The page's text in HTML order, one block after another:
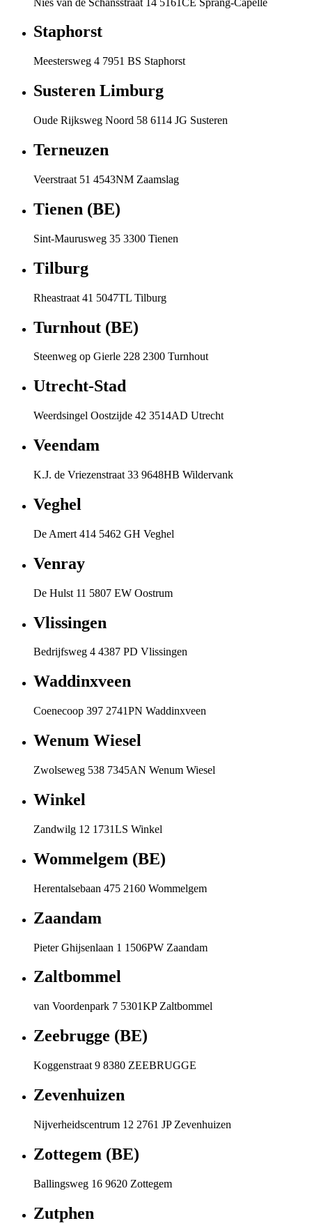
Staphorst
Meestersweg 4 7951 BS Staphorst
Susteren Limburg
Oude Rijksweg Noord 58 6114 JG Susteren
Terneuzen
Veerstraat 51 4543NM Zaamslag
Tienen (BE)
Sint-Maurusweg 35 3300 Tienen
Tilburg
Rheastraat 41 5047TL Tilburg
Turnhout (BE)
Steenweg op Gierle 228 2300 Turnhout
Utrecht-Stad
Weerdsingel Oostzijde 42 3514AD Utrecht
Veendam
K.J. de Vriezenstraat 33 9648HB Wildervank
Veghel
De Amert 414 5462 GH Veghel
Venray
De Hulst 11 5807 EW Oostrum
Vlissingen
Bedrijfsweg 4 4387 PD Vlissingen
Waddinxveen
Coenecoop 397 2741PN Waddinxveen
Wenum Wiesel
Zwolseweg 538 7345AN Wenum Wiesel
Winkel
Zandwilg 12 1731LS Winkel
Wommelgem (BE)
Herentalsebaan 475 2160 Wommelgem
Zaandam
Pieter Ghijsenlaan 1 1506PW Zaandam
Zaltbommel
van Voordenpark 7 5301KP Zaltbommel
Zeebrugge (BE)
Koggenstraat 9 8380 ZEEBRUGGE
Zevenhuizen
Nijverheidscentrum 12 2761 JP Zevenhuizen
Zottegem (BE)
Ballingsweg 16 9620 Zottegem
Zutphen